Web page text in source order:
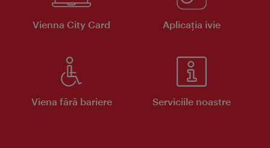
Vienna City Card Aplicaţia ivie
Viena fără bariere Serviciile noastre